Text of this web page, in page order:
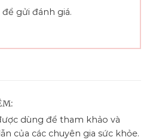
để gửi đánh giá.
dùng để tham khảo và
của các chuyên gia sức khỏe.